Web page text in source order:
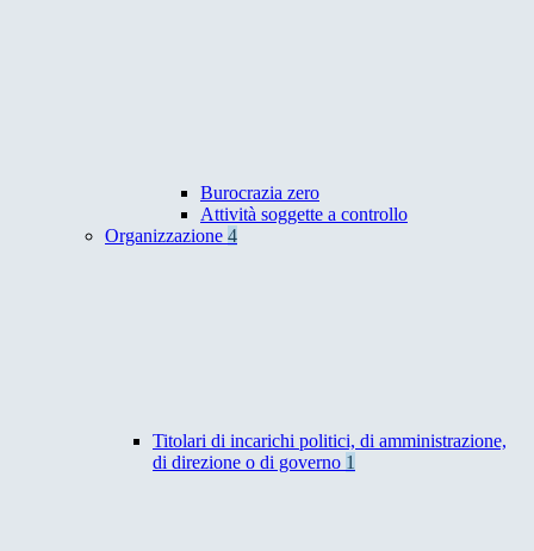
Burocrazia zero
Attività soggette a controllo
Organizzazione 4
Titolari di incarichi politici, di amministrazione,
di direzione o di governo 1